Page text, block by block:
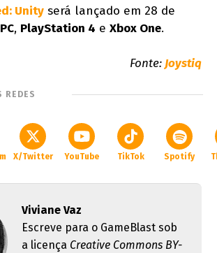
Unity será lançado em 28 de
PC, PlayStation 4 eXbox One.
Fonte:Joystiq
REDES
X/Twitter YouTube TikTok Spotify
Viviane Vaz
Escreve para o GameBlast sob
a licença Creative Commons BY-